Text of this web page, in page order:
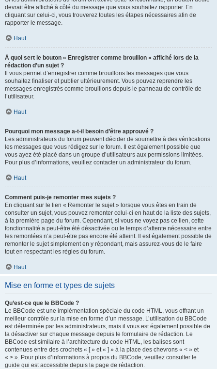
devrait être affiché à côté du message que vous souhaitez rapporter. En
cliquant sur celui-ci, vous trouverez toutes les étapes nécessaires afin de
rapporter le message.
Haut
À quoi sert le bouton « Enregistrer comme brouillon » affiché lors de la
rédaction d’un sujet ?
Il vous permet d’enregistrer comme brouillons les messages que vous
souhaitez finaliser et publier ultérieurement. Vous pouvez reprendre les
messages enregistrés comme brouillons depuis le panneau de contrôle de
l’utilisateur.
Haut
Pourquoi mon message a-t-il besoin d’être approuvé ?
Les administrateurs du forum peuvent décider de soumettre à des vérifications
les messages que vous rédigez sur le forum. Il est également possible que
vous ayez été placé dans un groupe d’utilisateurs aux permissions limitées.
Pour plus d’informations, veuillez contacter un administrateur du forum.
Haut
Comment puis-je remonter mes sujets ?
En cliquant sur le lien « Remonter le sujet » lorsque vous êtes en train de
consulter un sujet, vous pouvez remonter celui-ci en haut de la liste des sujets,
à la première page du forum. Cependant, si vous ne voyez pas ce lien, cette
fonctionnalité a peut-être été désactivée ou le temps d’attente nécessaire entre
les remontées n’a peut-être pas encore été atteint. Il est également possible de
remonter le sujet simplement en y répondant, mais assurez-vous de le faire
tout en respectant les règles du forum.
Haut
Mise en forme et types de sujets
Qu’est-ce que le BBCode ?
Le BBCode est une implémentation spéciale du code HTML, vous offrant un
meilleur contrôle sur la mise en forme d’un message. L’utilisation du BBCode
est déterminée par les administrateurs, mais il vous est également possible de
la désactiver sur chaque message depuis le formulaire de rédaction. Le
BBCode est similaire à l’architecture du code HTML, les balises sont
contenues entre des crochets « [ » et « ] » à la place des chevrons « < » et
« > ». Pour plus d’informations à propos du BBCode, veuillez consulter le
guide qui est accessible depuis la page de rédaction.